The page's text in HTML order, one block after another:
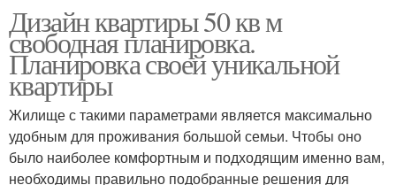
Дизайн квартиры 50 кв м
свободная планировка.
Планировка своей уникальной
квартиры
Жилище с такими параметрами является максимально
удобным для проживания большой семьи. Чтобы оно
было наиболее комфортным и подходящим именно вам,
необходимы правильно подобранные решения для